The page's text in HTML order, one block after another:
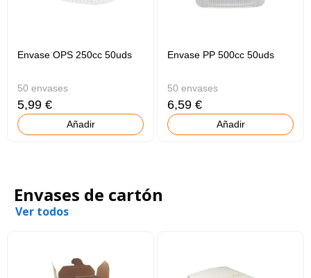
Envase OPS 250cc 50uds
50 envases
5,99 €
Añadir
Envase PP 500cc 50uds
50 envases
6,59 €
Añadir
Envases de cartón
Ver todos